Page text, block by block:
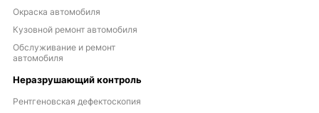
Окраска автомобиля
Кузовной ремонт автомобиля
Обслуживание и ремонт
автомобиля
Неразрушающий контроль
Рентгеновская дефектоскопия